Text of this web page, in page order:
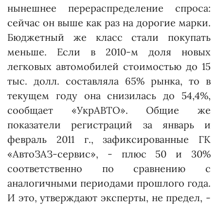
нынешнее перераспределение спроса:
сейчас он выше как раз на дорогие марки.
Бюджетный же класс стали покупать
меньше. Если в 2010-м доля новых
легковых автомобилей стоимостью до 15
тыс. долл. составляла 65% рынка, то в
текущем году она снизилась до 54,4%,
сообщает «УкрАВТО». Общие же
показатели регистраций за январь и
февраль 2011 г., зафиксированные ГК
«АвтоЗАЗ-сервис», - плюс 50 и 30%
соответственно по сравнению с
аналогичными периодами прошлого года.
И это, утверждают эксперты, не предел, -